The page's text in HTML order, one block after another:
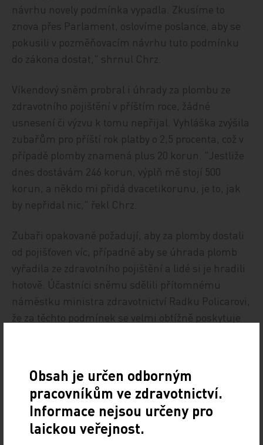
návrhu novely podmínka vypadla. Zkusíme to
znova přes Parlament, oslovíme poslance, aby se
pokusili v pozměňovacím návrhu tuto podmínku
do zákona dostat," shrnul Chrz.
Víkendový sněm probral i úhrady za plombu ze
zdravotního pojištění v příštím roce, žádné
usnesení či výzvu k tomu nepřijal. Vyhláška zvýšila
zubařům pro příští rok platby o 2,5 procenta, což v
případě plomby znamená plus 20 korun. "Jestliže
dnes dostávám 246 korun, výplň mě stojí 500
korun, a někdo mi přidá dvacetikorunu, je to, jak
by nepřidal nic," řekl Chrz.
Zubaři opakovaně požadují, aby za plomby dostali
od pojišťoven víc, případně aby se úhrada plomb
vyřadila ze zdravotního pojištění a lidé si je hradili
hotově. Účastníci sněmu sdělili přítomnému
náměstku ministra zdravotnictví Radku Policarovi,
že za těchto podmínek se velmi obtížně poskytuje
je asi tak všechno, čeho jsme dosáhli," shrnul
Chrz.
ČTK
Obsah je určen odborným
pracovníkům ve zdravotnictví.
Informace nejsou určeny pro
laickou veřejnost.